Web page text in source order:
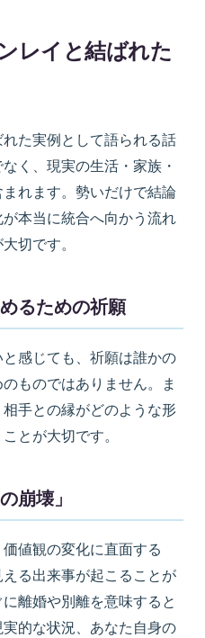
レイと結ばれた
た実例として語られる話
く、現実の生活・家族・
れます。勢いだけで結論
本当に統合へ向かう流れ
切です。
るための祈願
感じても、祈願は誰かの
ものではありません。ま
手との縁がどのような形
とが大切です。
崩壊」
値観の変化に直面する
る出来事が起こることが
離婚や別離を意味すると
的な状況、あなた自身の